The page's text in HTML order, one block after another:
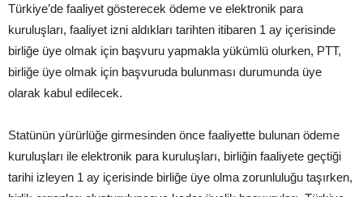
Türkiye’de faaliyet gösterecek ödeme ve elektronik para
kuruluşları, faaliyet izni aldıkları tarihten itibaren 1 ay içerisinde
birliğe üye olmak için başvuru yapmakla yükümlü olurken, PTT,
birliğe üye olmak için başvuruda bulunması durumunda üye
olarak kabul edilecek.
Statünün yürürlüğe girmesinden önce faaliyette bulunan ödeme
kuruluşları ile elektronik para kuruluşları, birliğin faaliyete geçtiği
tarihi izleyen 1 ay içerisinde birliğe üye olma zorunluluğu taşırken,